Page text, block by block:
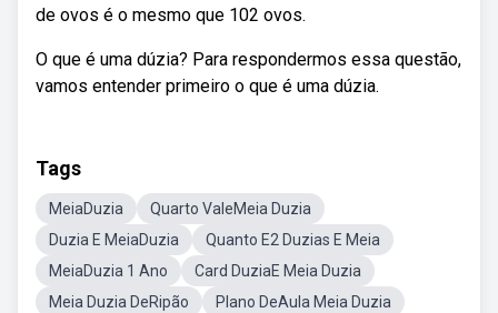
de ovos é o mesmo que 102 ovos.
O que é uma dúzia? Para respondermos essa questão,
vamos entender primeiro o que é uma dúzia.
Tags
MeiaDuzia
Quarto ValeMeia Duzia
Duzia E MeiaDuzia
Quanto E2 Duzias E Meia
MeiaDuzia 1 Ano
Card DuziaE Meia Duzia
Meia Duzia DeRipão
Plano DeAula Meia Duzia